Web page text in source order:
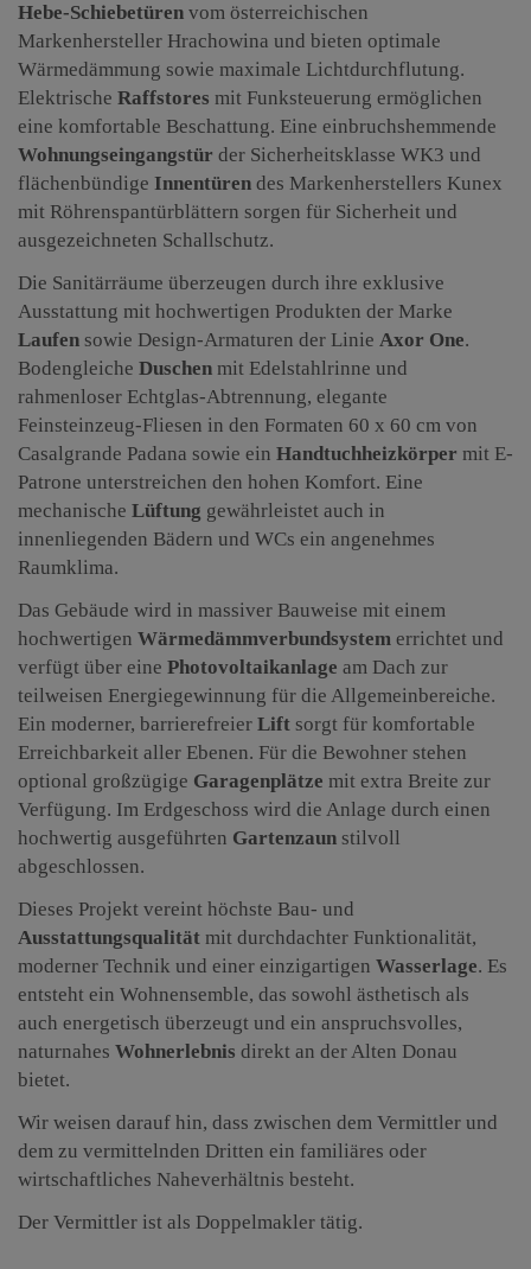
Hebe-Schiebetüren vom österreichischen
Markenhersteller Hrachowina und bieten optimale
Wärmedämmung sowie maximale Lichtdurchflutung.
Elektrische Raffstores mit Funksteuerung ermöglichen
eine komfortable Beschattung. Eine einbruchshemmende
Wohnungseingangstür der Sicherheitsklasse WK3 und
flächenbündige Innentüren des Markenherstellers Kunex
mit Röhrenspantürblättern sorgen für Sicherheit und
ausgezeichneten Schallschutz.
Die Sanitärräume überzeugen durch ihre exklusive
Ausstattung mit hochwertigen Produkten der Marke
Laufen sowie Design-Armaturen der Linie Axor One.
Bodengleiche Duschen mit Edelstahlrinne und
rahmenloser Echtglas-Abtrennung, elegante
Feinsteinzeug-Fliesen in den Formaten 60 x 60 cm von
Casalgrande Padana sowie ein Handtuchheizkörper mit E-
Patrone unterstreichen den hohen Komfort. Eine
mechanische Lüftung gewährleistet auch in
innenliegenden Bädern und WCs ein angenehmes
Raumklima.
Das Gebäude wird in massiver Bauweise mit einem
hochwertigen Wärmedämmverbundsystem errichtet und
verfügt über eine Photovoltaikanlage am Dach zur
teilweisen Energiegewinnung für die Allgemeinbereiche.
Ein moderner, barrierefreier Lift sorgt für komfortable
Erreichbarkeit aller Ebenen. Für die Bewohner stehen
optional großzügige Garagenplätze mit extra Breite zur
Verfügung. Im Erdgeschoss wird die Anlage durch einen
hochwertig ausgeführten Gartenzaun stilvoll
abgeschlossen.
Dieses Projekt vereint höchste Bau- und
Ausstattungsqualität mit durchdachter Funktionalität,
moderner Technik und einer einzigartigen Wasserlage. Es
entsteht ein Wohnensemble, das sowohl ästhetisch als
auch energetisch überzeugt und ein anspruchsvolles,
naturnahes Wohnerlebnis direkt an der Alten Donau
bietet.
Wir weisen darauf hin, dass zwischen dem Vermittler und
dem zu vermittelnden Dritten ein familiäres oder
wirtschaftliches Naheverhältnis besteht.
Der Vermittler ist als Doppelmakler tätig.